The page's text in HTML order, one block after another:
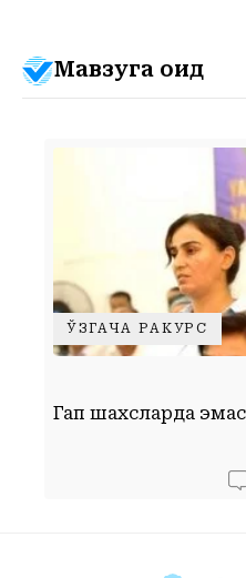
Мавзуга оид
ЎЗГАЧА РАКУРС
Гап шахсларда